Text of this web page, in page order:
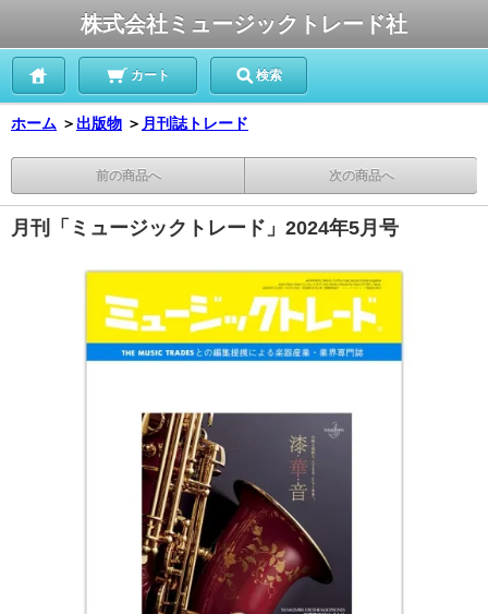
株式会社ミュージックトレード社
カート 検索
ホーム ＞ 出版物 ＞ 月刊誌トレード
前の商品へ 次の商品へ
月刊「ミュージックトレード」2024年5月号